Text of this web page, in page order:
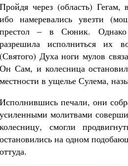
Пройдя через (область)
ибо намеревались увезти
престол – в Сюник.
разрешила исполниться их
(Святого) Духа ноги мулов
Он Сам, и колесница
местности в ущелье Сулема,
Исполнившись печали, они
усиленными молитвами
колесницу, смогли
остановились на одном
оттуда.